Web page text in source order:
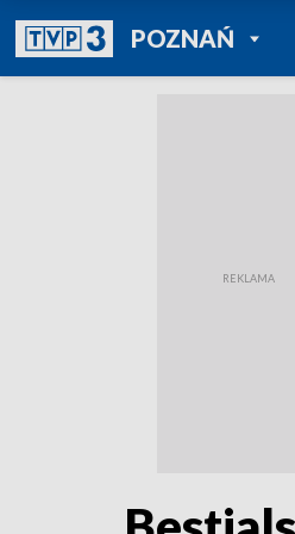
POZNAŃPOWRÓT DO
TVP REGIONY